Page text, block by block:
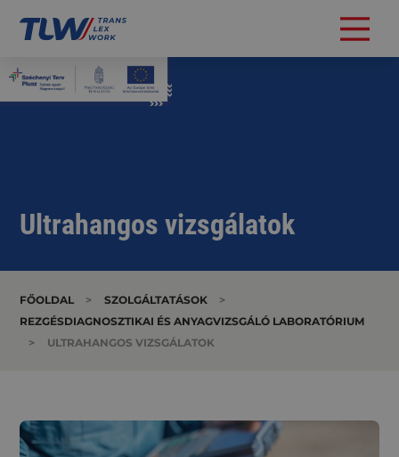
Ultrahangos vizsgálatok
FŐOLDAL > SZOLGÁLTATÁSOK
>
REZGÉSDIAGNOSZTIKAI ÉS ANYAGVIZSGÁLÓ LABORATÓRIUM
>
ULTRAHANGOS VIZSGÁLATOK